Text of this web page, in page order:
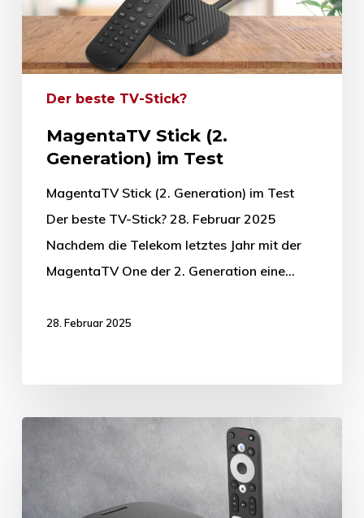
Der beste TV-Stick?
MagentaTV Stick (2.
Generation) im Test
MagentaTV Stick (2. Generation) im Test
Der beste TV-Stick? 28. Februar 2025
Nachdem die Telekom letztes Jahr mit der
MagentaTV One der 2. Generation eine…
28. Februar 2025